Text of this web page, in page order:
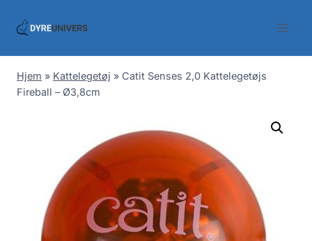
Hjem » Kattelegetøj » Catit Senses 2,0 Kattelegetøjs
Fireball – Ø3,8cm